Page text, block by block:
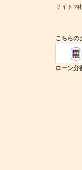
サイト内
こちらの
ローン分